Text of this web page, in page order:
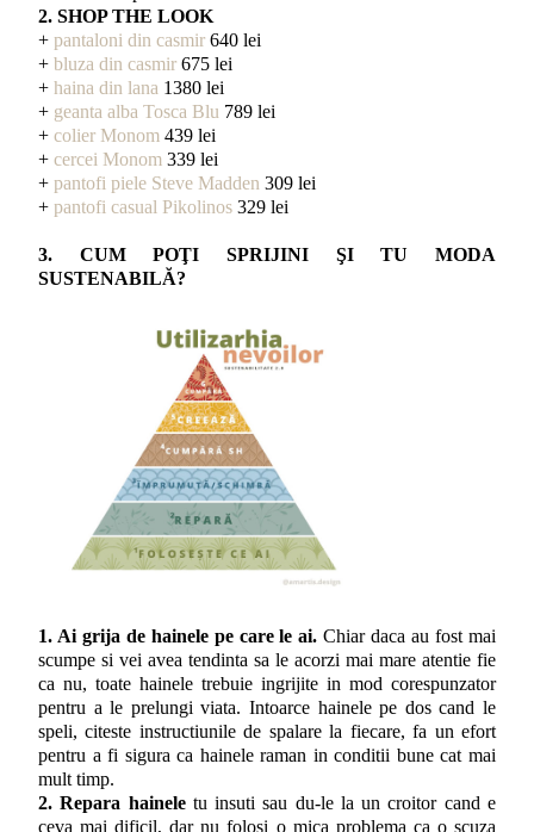
2. SHOP THE LOOK
+ pantaloni din casmir 640 lei
+ bluza din casmir 675 lei
+ haina din lana 1380 lei
+ geanta alba Tosca Blu 789 lei
+ colier Monom 439 lei
+ cercei Monom 339 lei
+ pantofi piele Steve Madden 309 lei
+ pantofi casual Pikolinos 329 lei
3. CUM POŢI SPRIJINI ŞI TU MODA
SUSTENABILĂ?
1. Ai grija de hainele pe care le ai.Chiar daca au fost mai
scumpe si vei avea tendinta sa le acorzi mai mare atentie fie
ca nu, toate hainele trebuie ingrijite in mod corespunzator
pentru a le prelungi viata. Intoarce hainele pe dos cand le
speli, citeste instructiunile de spalare la fiecare, fa un efort
pentru a fi sigura ca hainele raman in conditii bune cat mai
mult timp.
2. Repara haineletu insuti sau du-le la un croitor cand e
ceva mai dificil, dar nu folosi o mica problema ca o scuza